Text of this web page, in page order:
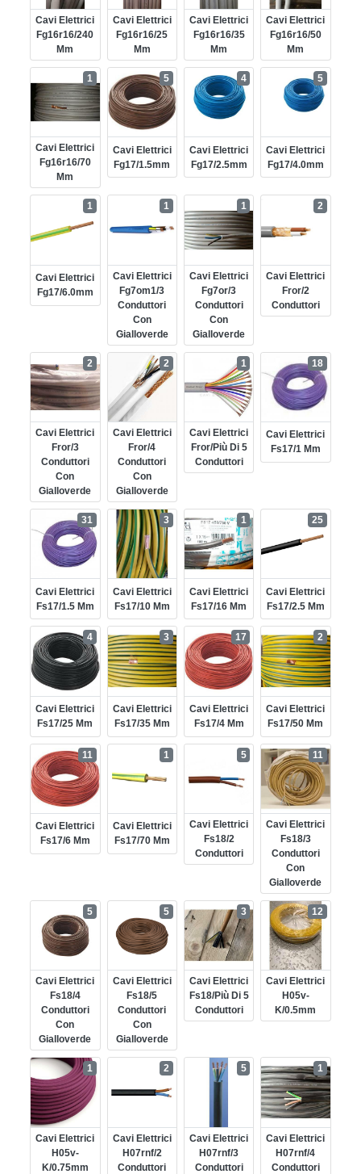
Cavi Elettrici
Fg16r16/240
Mm
Cavi Elettrici
Fg16r16/25
Mm
Cavi Elettrici
Fg16r16/35
Mm
Cavi Elettrici
Fg16r16/50
Mm
Cavi Elettrici
Fg16r16/70
Mm
1
Cavi Elettrici
Fg17/1.5mm
5
Cavi Elettrici
Fg17/2.5mm
4
Cavi Elettrici
Fg17/4.0mm
5
Cavi Elettrici
Fg17/6.0mm
1
Cavi Elettrici
Fg7om1/3
Conduttori
Con
Gialloverde
1
Cavi Elettrici
Fg7or/3
Conduttori
Con
Gialloverde
1
Cavi Elettrici
Fror/2
Conduttori
2
Cavi Elettrici
Fror/3
Conduttori
Con
Gialloverde
2
Cavi Elettrici
Fror/4
Conduttori
Con
Gialloverde
2
Cavi Elettrici
Fror/più Di 5
Conduttori
1
Cavi Elettrici
Fs17/1 Mm
18
Cavi Elettrici
Fs17/1.5 Mm
31
Cavi Elettrici
Fs17/10 Mm
3
Cavi Elettrici
Fs17/16 Mm
1
Cavi Elettrici
Fs17/2.5 Mm
25
Cavi Elettrici
Fs17/25 Mm
4
Cavi Elettrici
Fs17/35 Mm
3
Cavi Elettrici
Fs17/4 Mm
17
Cavi Elettrici
Fs17/50 Mm
2
Cavi Elettrici
Fs17/6 Mm
11
Cavi Elettrici
Fs17/70 Mm
1
Cavi Elettrici
Fs18/2
Conduttori
5
Cavi Elettrici
Fs18/3
Conduttori
Con
Gialloverde
11
Cavi Elettrici
Fs18/4
Conduttori
Con
Gialloverde
5
Cavi Elettrici
Fs18/5
Conduttori
Con
Gialloverde
5
Cavi Elettrici
Fs18/più Di 5
Conduttori
3
Cavi Elettrici
H05v-
K/0.5mm
12
Cavi Elettrici
H05v-
K/0.75mm
1
Cavi Elettrici
H07rnf/2
Conduttori
2
Cavi Elettrici
H07rnf/3
Conduttori
5
Cavi Elettrici
H07rnf/4
Conduttori
1